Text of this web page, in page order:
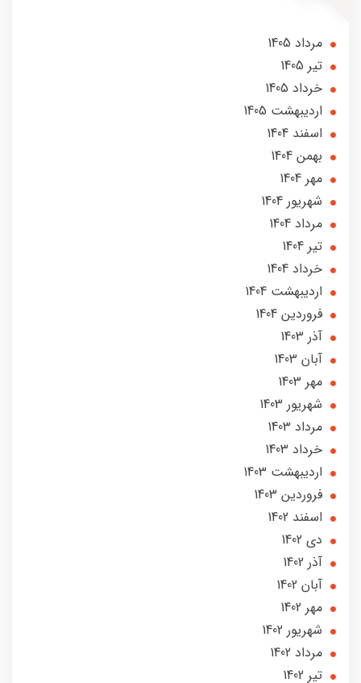
مرداد 1405
تير 1405
خرداد 1405
ارديبهشت 1405
اسفند 1404
بهمن 1404
مهر 1404
شهریور 1404
مرداد 1404
تير 1404
خرداد 1404
ارديبهشت 1404
فروردین 1404
آذر 1403
آبان 1403
مهر 1403
شهریور 1403
مرداد 1403
خرداد 1403
ارديبهشت 1403
فروردین 1403
اسفند 1402
دی 1402
آذر 1402
آبان 1402
مهر 1402
شهریور 1402
مرداد 1402
تير 1402